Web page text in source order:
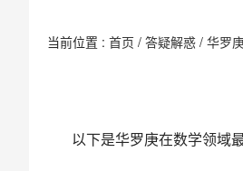
当前位置 : 首页 / 答疑解惑 / 华罗
以下是华罗庚在数学领域